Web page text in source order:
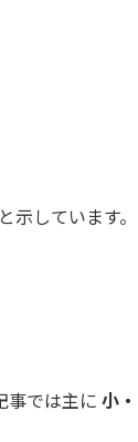
と示しています。
事では主に 小・